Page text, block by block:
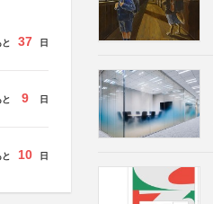
と 37 日
と 9 日
と 10 日